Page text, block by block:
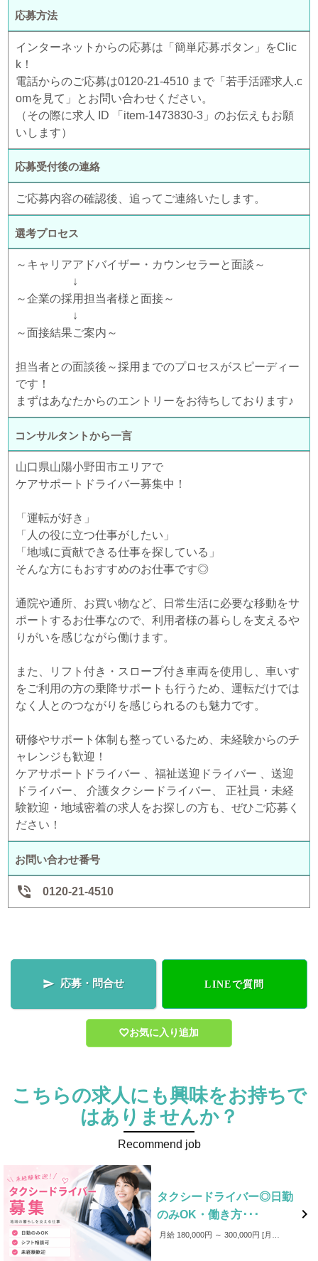
応募方法
インターネットからの応募は「簡単応募ボタン」をClic
k！
電話からのご応募は0120-21-4510 まで「若手活躍求人.c
omを見て」とお問い合わせください。
（その際に求人 ID 「item-1473830-3」のお伝えもお願
いします）
応募受付後の連絡
ご応募内容の確認後、追ってご連絡いたします。
選考プロセス
～キャリアアドバイザー・カウンセラーと面談～
↓
～企業の採用担当者様と面接～
↓
～面接結果ご案内～
担当者との面談後～採用までのプロセスがスピーディー
です！
まずはあなたからのエントリーをお待ちしております♪
コンサルタントから一言
山口県山陽小野田市エリアで
ケアサポートドライバー募集中！
「運転が好き」
「人の役に立つ仕事がしたい」
「地域に貢献できる仕事を探している」
そんな方にもおすすめのお仕事です◎
通院や通所、お買い物など、日常生活に必要な移動をサ
ポートするお仕事なので、利用者様の暮らしを支えるや
りがいを感じながら働けます。
また、リフト付き・スロープ付き車両を使用し、車いす
をご利用の方の乗降サポートも行うため、運転だけでは
なく人とのつながりを感じられるのも魅力です。
研修やサポート体制も整っているため、未経験からのチ
ャレンジも歓迎！
ケアサポートドライバー 、福祉送迎ドライバー 、送迎
ドライバー、 介護タクシードライバー、 正社員・未経
験歓迎・地域密着の求人をお探しの方も、ぜひご応募く
ださい！
お問い合わせ番号
 0120-21-4510
 応募・問合せ LINEで質問
お気に入り追加
こちらの求人にも興味をお持ちで
はありませんか？
Recommend job
タクシードライバー◎日勤
のみOK・働き方･･･
月給 180,000円 ～ 300,000円 月給180,000円～300,000円以上 ・各種手当 ・賞与年３回 ＜年収例＞ ■入社2年目（54歳：男性） 年収700万円 月平均月収58万5千円 勤務：19時～翌7時（日月公休） 前職：他社タクシー会社 ■入社1年目（29歳：男性） 年収380万円 月平均月収30万円 勤務：8時～翌2時（公休日：月4日～5日） 前職：建設現場作業員 ■入社15年目（53歳：男性） 年収450万円 月平均月収37万円 勤務：17～翌2時 夜専門（公休月8日） 前職：他社タクシー会社
